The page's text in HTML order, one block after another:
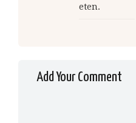
eten.
Add Your Comment